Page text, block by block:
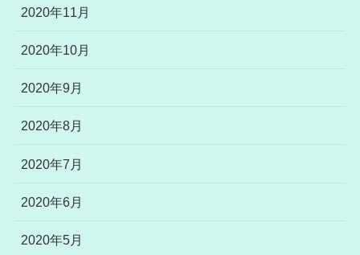
2020年11月
2020年10月
2020年9月
2020年8月
2020年7月
2020年6月
2020年5月